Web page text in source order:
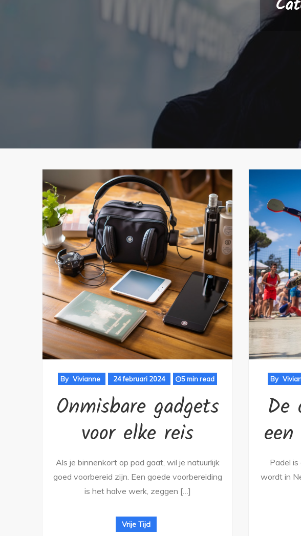
By Vivianne 24 februari 2024 5 min read
Onmisbare gadgets
voor elke reis
Als je binnenkort op pad gaat, wil je natuurlijk
goed voorbereid zijn. Een goede voorbereiding
is het halve werk, zeggen […]
Vrije Tijd
By
De
Padel
wordt in